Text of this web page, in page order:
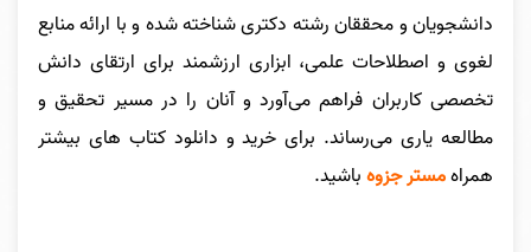
دانشجویان و محققان رشته دکتری شناخته شده و با ارائه منابع
لغوی و اصطلاحات علمی، ابزاری ارزشمند برای ارتقای دانش
تخصصی کاربران فراهم می‌آورد و آنان را در مسیر تحقیق و
مطالعه یاری می‌رساند. برای خریدو دانلود کتاب های بیشتر
همراهمستر جزوهباشید.